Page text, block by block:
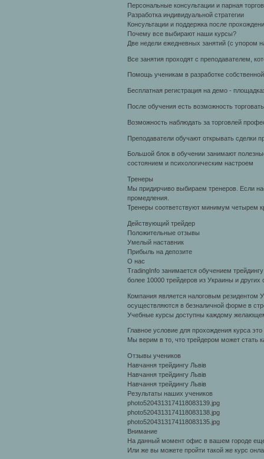
Персональные консультации и парная
Разработка индивидуальной стратегии
Консультации и поддержка после
Почему все выбирают наши курсы?
Две недели ежедневных занятий (с упором
Все занятия проходят с преподавателем,
Помощь ученикам в разработке
Бесплатная регистрация на демо -
После обучения есть возможность
Возможность наблюдать за торговлей
Преподаватели обучают открывать сделки
Большой блок в обучении занимают
состоянием и психологическим настроем
Тренеры
Мы придирчиво выбираем тренеров. Если
промедления.
Тренеры соответствуют минимум четырем
Действующий трейдер
Положительные отзывы
Умелый наставник
Прибыль на депозите
О нас
TradingInfo занимается обучением
более 10000 трейдеров из Украины и других
Компания является налоговым
осуществляются в безналичной форме в
Учебные курсы доступны каждому
Главное условие для прохождения курса
Мы верим в то, что трейдером может стать
Отзывы учеников
Навчання трейдингу Львів
Навчання трейдингу Львів
Навчання трейдингу Львів
Результаты наших учеников
photo5204313174118083139.jpg
photo5204313174118083138.jpg
photo5204313174118083135.jpg
Внимание
На данный момент офис в вашем городе
Или же вы можете пройти такой же курс